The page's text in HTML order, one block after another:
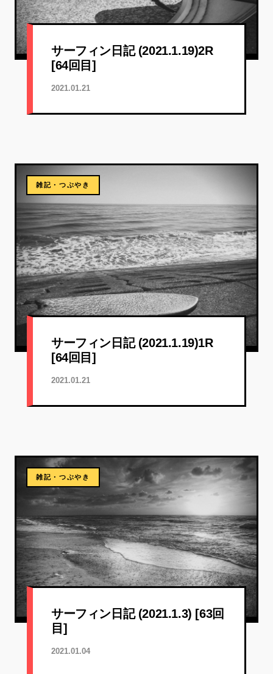
サーフィン日記 (2021.1.19)2R
[64回目]
2021.01.21
雑記・つぶやき
サーフィン日記 (2021.1.19)1R
[64回目]
2021.01.21
雑記・つぶやき
サーフィン日記 (2021.1.3) [63回
目]
2021.01.04